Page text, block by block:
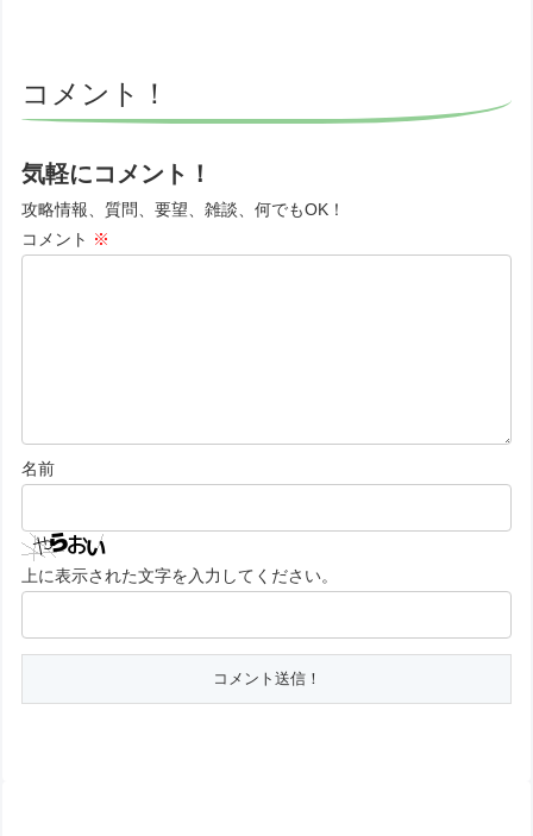
コメント！
気軽にコメント！
攻略情報、質問、要望、雑談、何でもOK！
コメント ※
名前
上に表示された文字を入力してください。